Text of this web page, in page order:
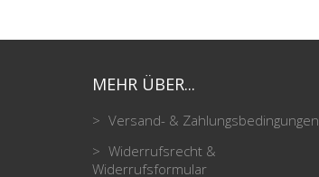
MEHR ÜBER...
Versand- & Zahlungsbedingungen
Widerrufsrecht &
Widerrufsformular